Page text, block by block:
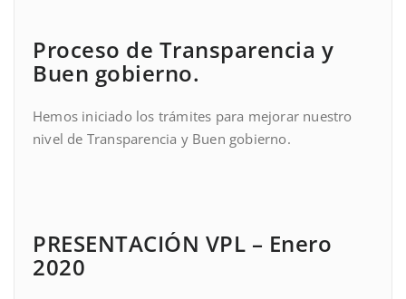
Proceso de Transparencia y
Buen gobierno.
Hemos iniciado los trámites para mejorar nuestro
nivel de Transparencia y Buen gobierno.
PRESENTACIÓN VPL – Enero
2020